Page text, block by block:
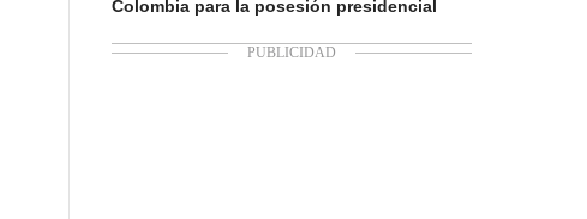
Colombia para la posesión presidencial